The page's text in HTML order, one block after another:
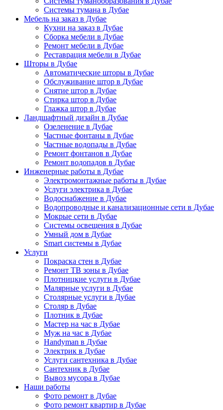
Системы тумана в Дубае
Мебель на заказ в Дубае
Кухни на заказ в Дубае
Сборка мебели в Дубае
Ремонт мебели в Дубае
Реставрация мебели в Дубае
Шторы в Дубае
Автоматические шторы в Дубае
Обслуживание штор в Дубае
Снятие штор в Дубае
Стирка штор в Дубае
Глажка штор в Дубае
Ландшафтный дизайн в Дубае
Озеленение в Дубае
Частные фонтаны в Дубае
Частные водопады в Дубае
Ремонт фонтанов в Дубае
Ремонт водопадов в Дубае
Инженерные работы в Дубае
Электромонтажные работы в Дубае
Услуги электрика в Дубае
Водоснабжение в Дубае
Водопроводные и канализационные сети в Дубае
Мокрые сети в Дубае
Системы освещения в Дубае
Умный дом в Дубае
Smart системы в Дубае
Услуги
Покраска стен в Дубае
Ремонт ТВ зоны в Дубае
Плотницкие услуги в Дубае
Малярные услуги в Дубае
Столярные услуги в Дубае
Столяр в Дубае
Плотник в Дубае
Мастер на час в Дубае
Муж на час в Дубае
Handyman в Дубае
Электрик в Дубае
Услуги сантехника в Дубае
Сантехник в Дубае
Вывоз мусора в Дубае
Наши работы
Фото ремонт в Дубае
Фото ремонт квартир в Дубае